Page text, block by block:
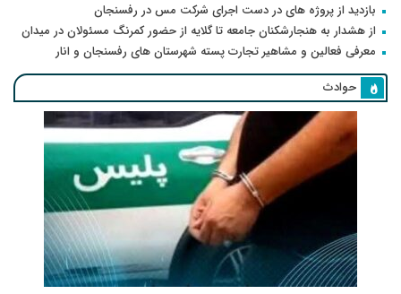
بازدید از پروژه های در دست اجرای شرکت مس در رفسنجان
از هشدار به هنجارشکنان جامعه تا گلایه از حضور کمرنگ مسئولان در میدان
معرفی فعالین و مشاهیر تجارت پسته شهرستان های رفسنجان و انار
حوادث